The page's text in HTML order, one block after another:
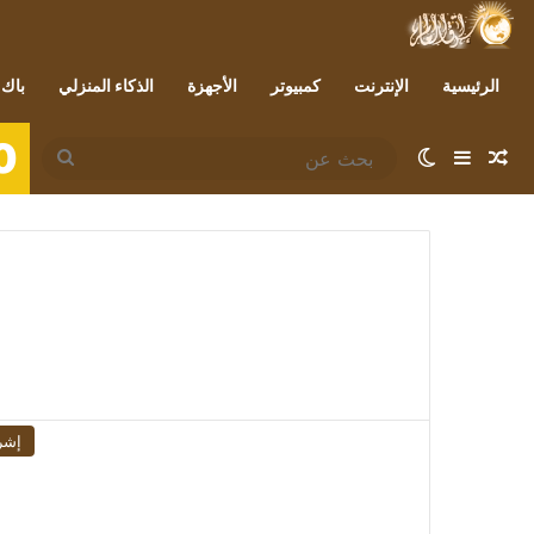
الرئيسية الإنترنت كمبيوتر الأجهزة الذكاء المنزلي
مقال عشوائي
إضافة عمود جانبي
الوضع المظلم
بحث
عن